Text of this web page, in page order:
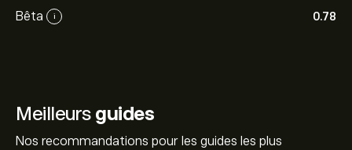
Bêta i 0.78
Meilleurs guides
Nos recommandations pour les guides les plus